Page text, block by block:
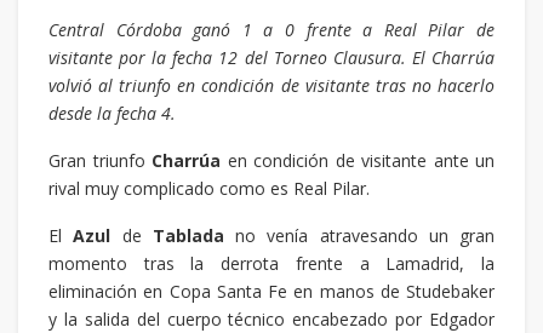
Central Córdoba ganó 1 a 0 frente a Real Pilar de
visitante por la fecha 12 del Torneo Clausura. El Charrúa
volvió al triunfo en condición de visitante tras no hacerlo
desde la fecha 4.
Gran triunfo Charrúa en condición de visitante ante un
rival muy complicado como es Real Pilar.
ElAzul de Tablada no venía atravesando un gran
momento tras la derrota frente a Lamadrid, la
eliminación en Copa Santa Fe en manos de Studebaker
y la salida del cuerpo técnico encabezado por Edgador